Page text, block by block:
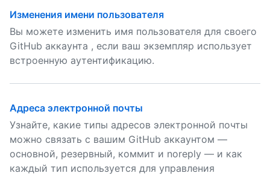
Изменения имени пользователя
Вы можете изменить имя пользователя для своего
GitHub аккаунта , если ваш экземпляр использует
встроенную аутентификацию.
Адреса электронной почты
Узнайте, какие типы адресов электронной почты
можно связать с вашим GitHub аккаунтом —
основной, резервный, коммит и noreply — и как
каждый тип используется для управления